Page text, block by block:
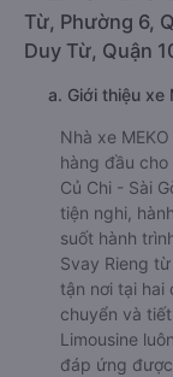
Từ, Phường 6,
Duy Từ, Quận
a. Giới thiệu xe
Nhà xe
hàng đầu
Củ Chi - Sài
tiện nghi,
suốt hành
Svay Rieng
tận nơi tại hai
chuyển và
Limousine
đáp ứng